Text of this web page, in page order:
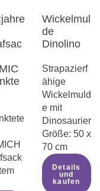
Wickelmul
de
Dinolino
Strapazierf
ähige
Wickelmuld
e mit
Dinosaurier
Größe: 50 x
70 cm
Details
und
kaufen